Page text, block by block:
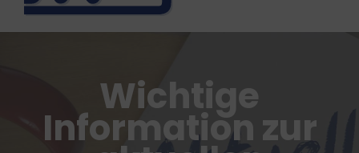
LEISTUNGEN
Wichtige
Information zur